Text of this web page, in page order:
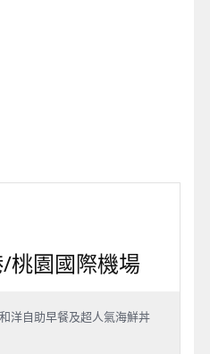
園國際機場
洋自助早餐及超人氣海鮮丼